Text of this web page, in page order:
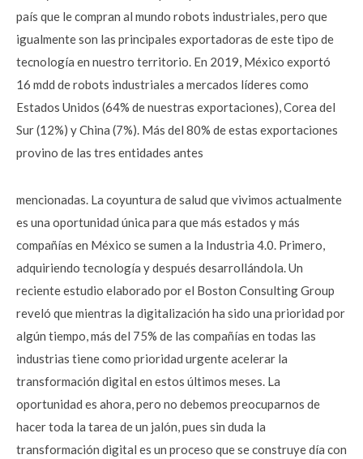
país que le compran al mundo robots industriales, pero que
igualmente son las principales exportadoras de este tipo de
tecnología en nuestro territorio. En 2019, México exportó
16 mdd de robots industriales a mercados líderes como
Estados Unidos (64% de nuestras exportaciones), Corea del
Sur (12%) y China (7%). Más del 80% de estas exportaciones
provino de las tres entidades antes
mencionadas. La coyuntura de salud que vivimos actualmente
es una oportunidad única para que más estados y más
compañías en México se sumen a la Industria 4.0. Primero,
adquiriendo tecnología y después desarrollándola. Un
reciente estudio elaborado por el Boston Consulting Group
reveló que mientras la digitalización ha sido una prioridad por
algún tiempo, más del 75% de las compañías en todas las
industrias tiene como prioridad urgente acelerar la
transformación digital en estos últimos meses. La
oportunidad es ahora, pero no debemos preocuparnos de
hacer toda la tarea de un jalón, pues sin duda la
transformación digital es un proceso que se construye día con